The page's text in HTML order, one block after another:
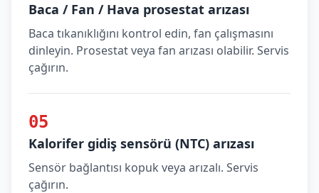
Baca / Fan / Hava prosestat arızası
Baca tıkanıklığını kontrol edin, fan çalışmasını
dinleyin. Prosestat veya fan arızası olabilir. Servis
çağırın.
05
Kalorifer gidiş sensörü (NTC) arızası
Sensör bağlantısı kopuk veya arızalı. Servis
çağırın.